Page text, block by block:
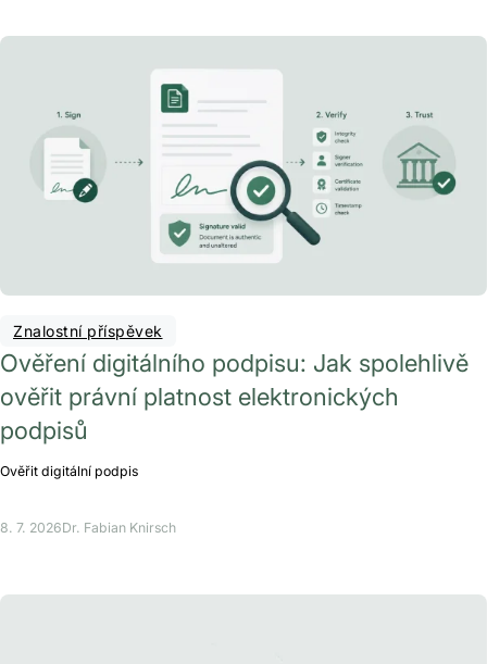
Znalostní příspěvek
Ověření digitálního podpisu: Jak spolehlivě
ověřit právní platnost elektronických
podpisů
Ověřit digitální podpis
8. 7. 2026Dr. Fabian Knirsch